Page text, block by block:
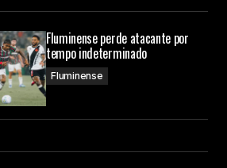
Fluminense perde atacante por
tempo indeterminado
Fluminense